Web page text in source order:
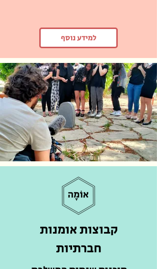
למידע נוסף
קבוצות אומנות
חברתיות